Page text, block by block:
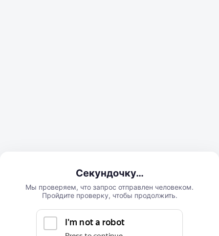
Секундочку…
Мы проверяем, что запрос отправлен человеком.
Пройдите проверку, чтобы продолжить.